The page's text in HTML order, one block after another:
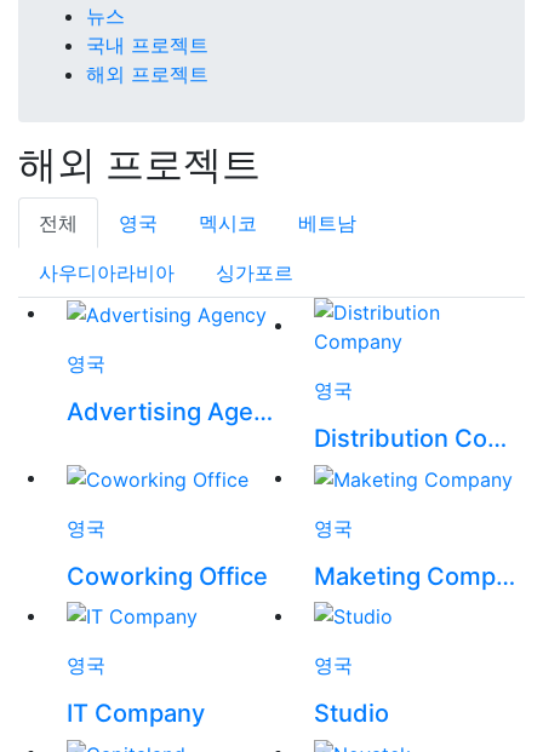
뉴스
국내 프로젝트
해외 프로젝트
해외 프로젝트
전체 영국 멕시코 베트남
사우디아라비아 싱가포르
국내프로젝트
영국
Advertising Agency
영국
Distribution Company
영국
Coworking Office
영국
Maketing Company
영국
IT Company
영국
Studio